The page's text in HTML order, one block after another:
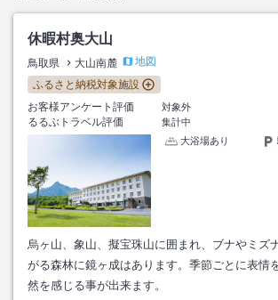
休暇村奥大山
鳥取県 大山南麓
地図
ふるさと納税対象施設
お客様アンケート評価
対象外
るるぶトラベル評価
集計中
大浴場あり
烏ヶ山、象山、擬宝珠山に囲まれ、ブナやミズ
がる森林に鏡ヶ成はあります。季節ごとに表情
然を感じる事が出来ます。